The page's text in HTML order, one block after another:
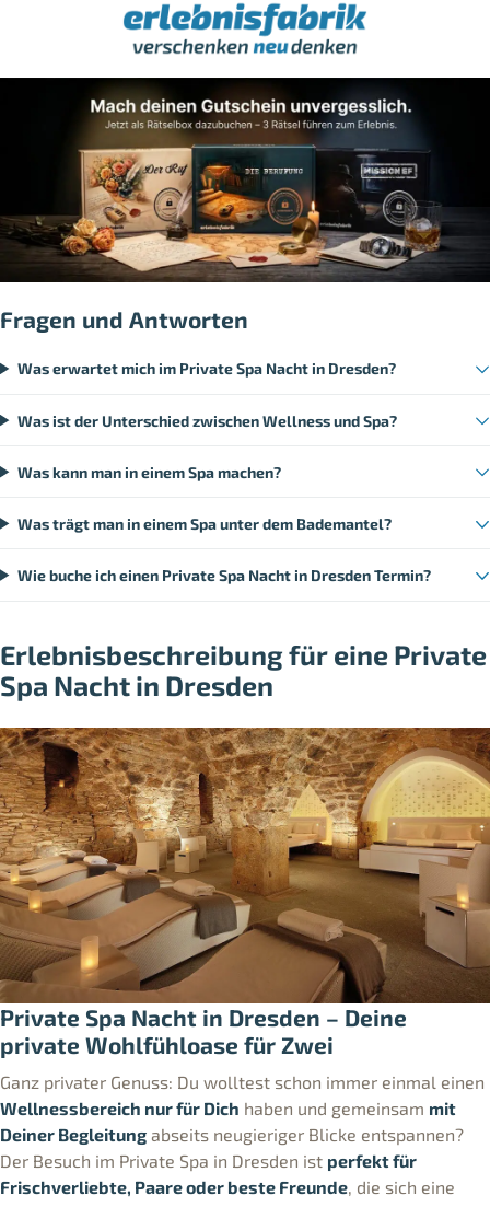
Fragen und Antworten
Was erwartet mich im Private Spa Nacht in Dresden?
Was ist der Unterschied zwischen Wellness und Spa?
Was kann man in einem Spa machen?
Was trägt man in einem Spa unter dem Bademantel?
Wie buche ich einen Private Spa Nacht in Dresden Termin?
Erlebnisbeschreibung für eine Private
Spa Nacht in Dresden
Private Spa Nacht in Dresden – Deine
private Wohlfühloase für Zwei
Ganz privater Genuss: Du wolltest schon immer einmal einen
Wellnessbereich nur für Dich haben und gemeinsam mit
Deiner Begleitung abseits neugieriger Blicke entspannen?
Der Besuch im Private Spa in Dresden ist perfekt für
Frischverliebte, Paare oder beste Freunde, die sich eine